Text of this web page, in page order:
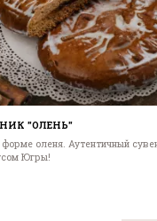
"ОЛЕНЬ"
оленя. Аутентичный
Югры!